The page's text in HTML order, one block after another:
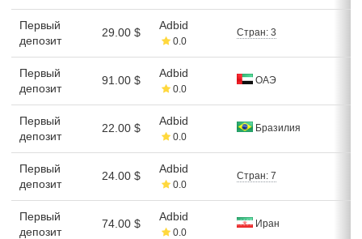
Первый
депозит
29.00 $
Adbid
0.0
Стран: 3
Первый
депозит
91.00 $
Adbid
0.0
ОАЭ
Первый
депозит
22.00 $
Adbid
0.0
Бразилия
Первый
депозит
24.00 $
Adbid
0.0
Стран: 7
Первый
депозит
74.00 $
Adbid
0.0
Иран